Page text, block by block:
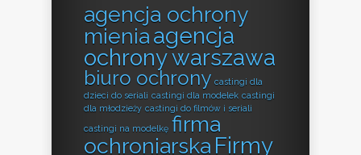
agencja ochrony
mieniaagencja
ochrony warszawa
biuro ochrony castingi dla
dzieci do seriali castingi dla modelek castingi
dla młodzieży castingi do filmów i seriali
castingi na modelkę firma
ochroniarska Firmy